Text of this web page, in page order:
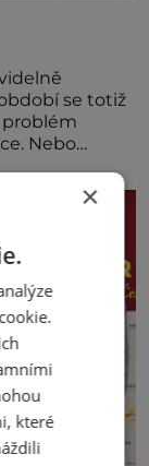
se totiž
problém
Nebo
jako
×
které